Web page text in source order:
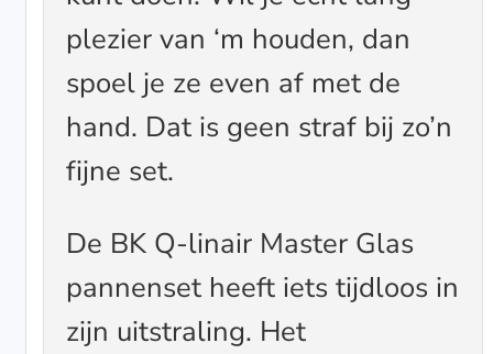
plezier van ‘m houden, dan
spoel je ze even af met de
hand. Dat is geen straf bij zo’n
fijne set.
De BK Q-linair Master Glas
pannenset heeft iets tijdloos in
zijn uitstraling. Het